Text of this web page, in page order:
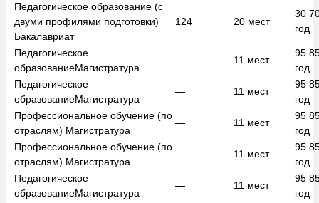
Педагогическое образование (с
двуми профилями подготовки)
Бакалавриат
124 20 мест
30
год
Педагогическое
образованиеМагистратура
— 11 мест
95
год
Педагогическое
образованиеМагистратура
— 11 мест
95
год
Профессиональное обучение (по
отраслям) Магистратура
— 11 мест
95
год
Профессиональное обучение (по
отраслям) Магистратура
— 11 мест
95
год
Педагогическое
образованиеМагистратура
— 11 мест
95
год